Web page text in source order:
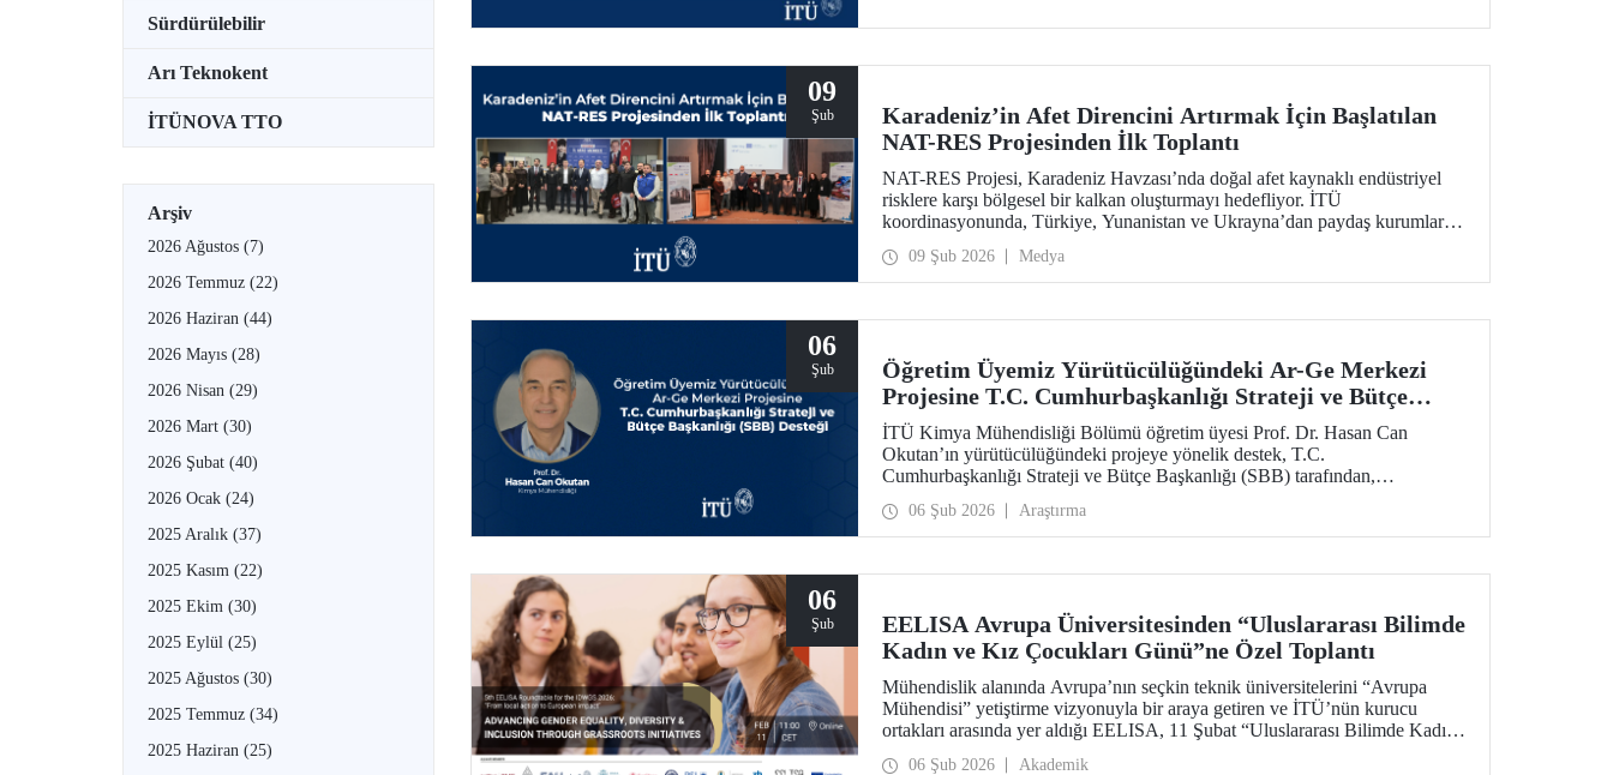
Sürdürülebilir
Arı Teknokent
İTÜNOVA TTO
Arşiv
2026 Ağustos (7)
2026 Temmuz (22)
2026 Haziran (44)
2026 Mayıs (28)
2026 Nisan (29)
2026 Mart (30)
2026 Şubat (40)
2026 Ocak (24)
2025 Aralık (37)
2025 Kasım (22)
2025 Ekim (30)
2025 Eylül (25)
2025 Ağustos (30)
2025 Temmuz (34)
2025 Haziran (25)
09
Şub
Karadeniz’in Afet Direncini Artırmak İçin Başlatılan
NAT-RES Projesinden İlk Toplantı
NAT-RES Projesi, Karadeniz Havzası’nda doğal afet kaynaklı endüstriyel
risklere karşı bölgesel bir kalkan oluşturmayı hedefliyor. İTÜ
koordinasyonunda, Türkiye, Yunanistan ve Ukrayna’dan paydaş kurumların
Ayazağa Yerleşkemizde yapıldı.
09 Şub 2026 Medya
06
Şub
Öğretim Üyemiz Yürütücülüğündeki Ar-Ge Merkezi
Projesine T.C. Cumhurbaşkanlığı Strateji ve Bütçe
Başkanlığı (SBB) Desteği
İTÜ Kimya Mühendisliği Bölümü öğretim üyesi Prof. Dr. Hasan Can
Okutan’ın yürütücülüğündeki projeye yönelik destek, T.C.
Cumhurbaşkanlığı Strateji ve Bütçe Başkanlığı (SBB) tarafından,
sahip olacak Teknolojik Araştırma Laboratuvar Binası’nın yapımı onaylandı.
06 Şub 2026 Araştırma
06
Şub
EELISA Avrupa Üniversitesinden “Uluslararası Bilimde
Kadın ve Kız Çocukları Günü”ne Özel Toplantı
Mühendislik alanında Avrupa’nın seçkin teknik üniversitelerini “Avrupa
Mühendisi” yetiştirme vizyonuyla bir araya getiren ve İTÜ’nün kurucu
ortakları arasında yer aldığı EELISA, 11 Şubat “Uluslararası Bilimde Kadın
06 Şub 2026 Akademik